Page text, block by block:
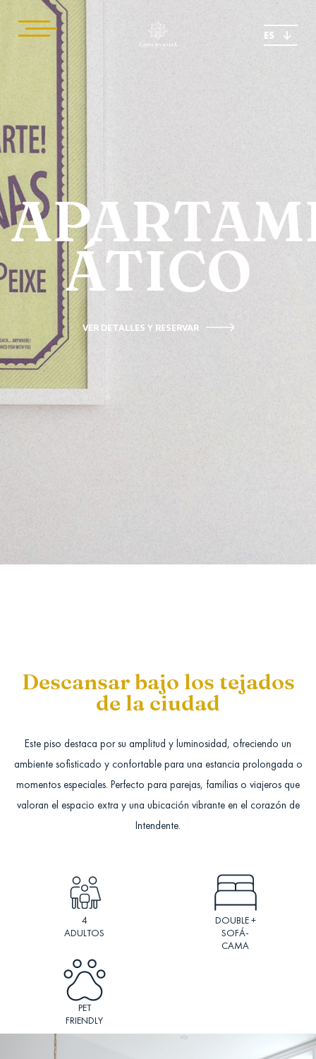
ES
ÁTICO
VER DETALLES Y RESERVAR
Descansar bajo los tejados
de la ciudad
Este piso destaca por su amplitud y luminosidad, ofreciendo un
ambiente sofisticado y confortable para una estancia prolongada o
momentos especiales. Perfecto para parejas, familias o viajeros que
valoran el espacio extra y una ubicación vibrante en el corazón de
Intendente.
4
ADULTOS
DOUBLE +
SOFÁ-
CAMA
PET
FRIENDLY